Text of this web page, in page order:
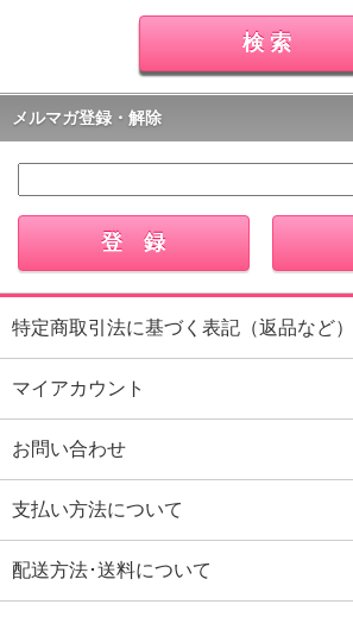
メルマガ登録・解除
特定商取引法に基づく表記（返品など）
マイアカウント
お問い合わせ
支払い方法について
配送方法･送料について